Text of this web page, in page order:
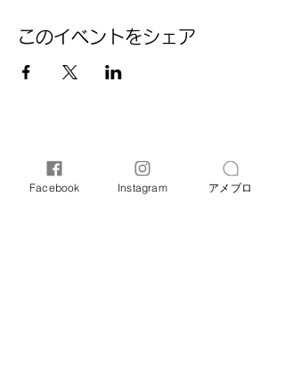
このイベントをシェア
Facebook Instagram アメブロ